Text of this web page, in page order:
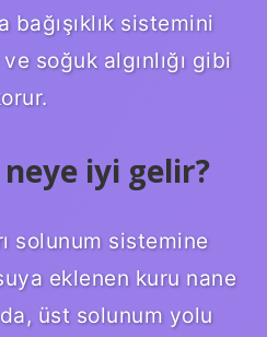
bağışıklık sistemini
soğuk algınlığı gibi
iyi gelir?
solunum sistemine
eklenen kuru nane
üst solunum yolu